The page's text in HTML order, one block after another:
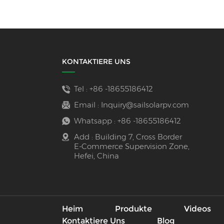
KONTAKTIERE UNS
Tel : +86 -18655186412
Email : Inquiry@sailsolarpv.com
Whatsapp : +86 -18655186412
Add : Building 7, Cross Border
E-Commerce Supervision Zone,
Hefei, China
Heim Produkte Videos
Kontaktiere Uns
Blog